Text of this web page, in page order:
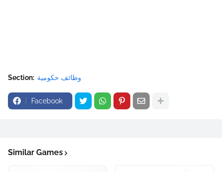
Section: وظائف حكومية
Facebook
Similar Games